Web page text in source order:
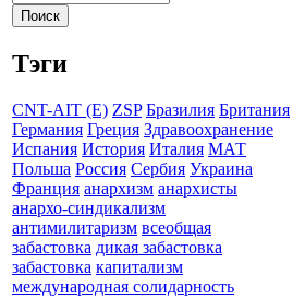
Тэги
CNT-AIT (E) ZSP Бразилия Британия
Германия Греция Здравоохранение
Испания История Италия МАТ
Польша Россия Сербия Украина
Франция анархизм анархисты
анархо-синдикализм
антимилитаризм всеобщая
забастовка дикая забастовка
забастовка капитализм
международная солидарность